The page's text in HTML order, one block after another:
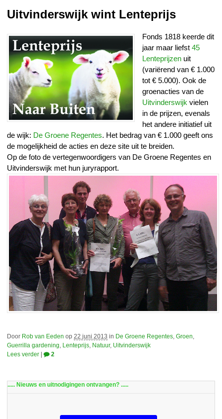
Uitvinderswijk wint Lenteprijs
Fonds 1818 keerde dit
jaar maar liefst 45
Lenteprijzen uit
(variërend van € 1.000
tot € 5.000). Ook de
groenacties van de
Uitvinderswijk vielen
in de prijzen, evenals
het andere initiatief uit
de wijk: De Groene Regentes. Het bedrag van € 1.000 geeft ons
de mogelijkheid de acties en deze site uit te breiden.
Op de foto de vertegenwoordigers van De Groene Regentes en
Uitvinderswijk met hun juryrapport.
Door Rob van Eeden op 22 juni 2013 in De Groene Regentes, Groen,
Guerrilla gardening, Lenteprijs, Natuur, Uitvinderswijk
Lees verder
2
..... Nieuws en uitnodigingen ontvangen? .....